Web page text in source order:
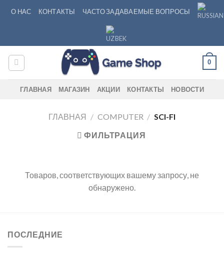
О НАС КОНТАКТЫ ЧАСТО ЗАДАВАЕМЫЕ ВОПРОСЫ
0
ГЛАВНАЯ МАГАЗИН АКЦИИ КОНТАКТЫ НОВОСТИ
ГЛАВНАЯ / COMPUTER / SCI-FI
ФИЛЬТРАЦИЯ
Товаров, соответствующих вашему запросу, не
обнаружено.
ПОСЛЕДНИЕ